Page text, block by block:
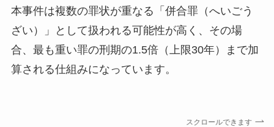
本事件は複数の罪状が重なる「併合罪（へいごう
ざい）」として扱われる可能性が高く、その場
合、最も重い罪の刑期の1.5倍（上限30年）まで加
算される仕組みになっています。
スクロールできます